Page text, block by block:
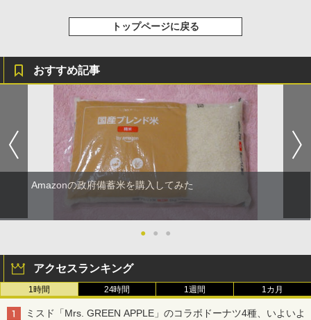
トップページに戻る
おすすめ記事
Amazonの政府備蓄米を購入してみた
● ● ●
アクセスランキング
1時間 24時間 1週間 1カ月
ミスド「Mrs. GREEN APPLE」のコラボドーナツ4種、いよいよ